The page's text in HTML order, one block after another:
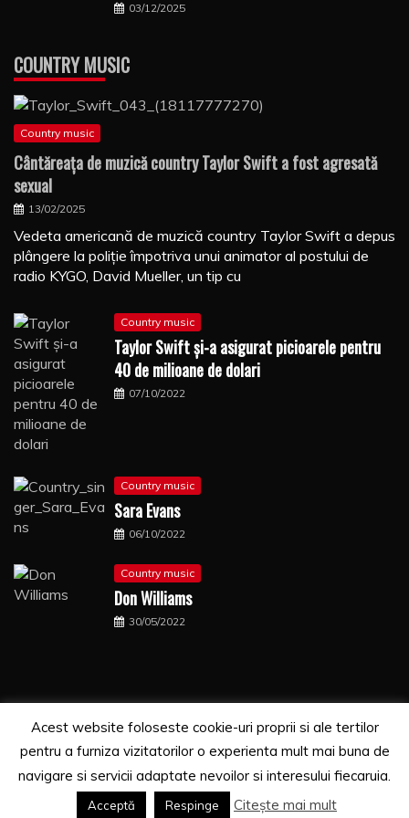
03/12/2025
COUNTRY MUSIC
Country music
Cântăreaţa de muzică country Taylor Swift a fost agresată
sexual
13/02/2025
Vedeta americană de muzică country Taylor Swift a depus
plângere la poliţie împotriva unui animator al postului de
radio KYGO, David Mueller, un tip cu
Country music
Taylor Swift şi-a asigurat picioarele pentru
40 de milioane de dolari
07/10/2022
Country music
Sara Evans
06/10/2022
Country music
Don Williams
30/05/2022
Copyrights. © 2021 Segra Media
byCandid Themes
Acest website foloseste cookie-uri proprii si ale tertilor
pentru a furniza vizitatorilor o experienta mult mai buna de
navigare si servicii adaptate nevoilor si interesului fiecaruia.
Acceptă Respinge Citește mai mult